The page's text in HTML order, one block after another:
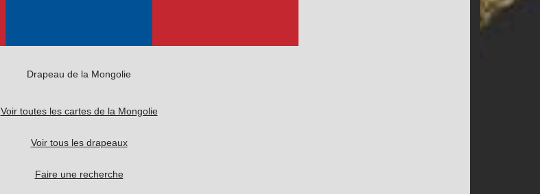
Drapeau de la Mongolie
Voir toutes les cartes de la Mongolie
Voir tous les drapeaux
Faire une recherche